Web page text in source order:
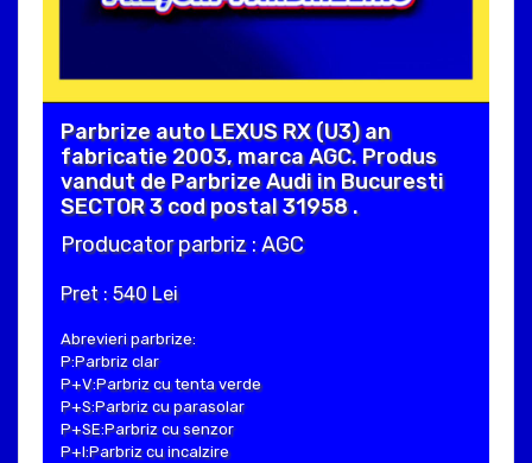
Parbrize auto LEXUS RX (U3) an
fabricatie 2003, marca AGC. Produs
vandut de Parbrize Audi in Bucuresti
SECTOR 3 cod postal 31958 .
Producator parbriz : AGC
Pret : 540 Lei
Abrevieri parbrize:
P:Parbriz clar
P+V:Parbriz cu tenta verde
P+S:Parbriz cu parasolar
P+SE:Parbriz cu senzor
P+I:Parbriz cu incalzire